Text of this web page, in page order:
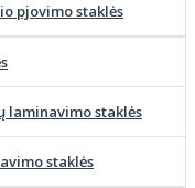
pjovimo staklės
laminavimo staklės
staklės